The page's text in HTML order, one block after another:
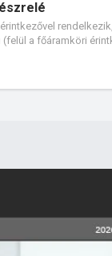
a főáramköri